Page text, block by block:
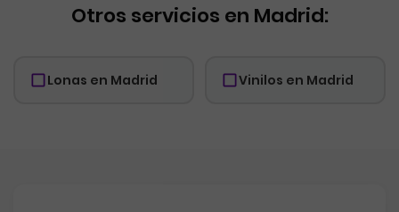
Otros servicios en Madrid:
Lonas en Madrid Vinilos en Madrid